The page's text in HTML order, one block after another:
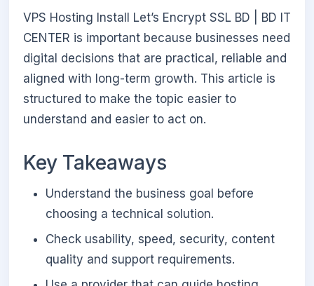
VPS Hosting Install Let’s Encrypt SSL BD | BD IT
CENTER is important because businesses need
digital decisions that are practical, reliable and
aligned with long-term growth. This article is
structured to make the topic easier to
understand and easier to act on.
Key Takeaways
Understand the business goal before
choosing a technical solution.
Check usability, speed, security, content
quality and support requirements.